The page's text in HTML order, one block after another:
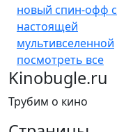
посмотреть все
Kinobugle.ru
Трубим о кино
Страницы
О нас